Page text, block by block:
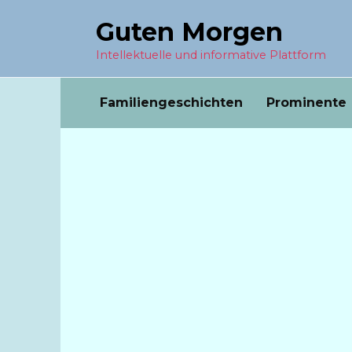
Guten Morgen
Intellektuelle und informative Plattform
Familiengeschichten Prominente